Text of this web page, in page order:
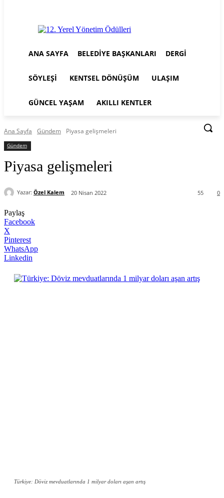
ANA SAYFA BELEDIYE BAŞKANLARI DERGI
SÖYLEŞI KENTSEL DÖNÜŞÜM ULAŞIM
GÜNCEL YAŞAM AKILLI KENTLER
Ana Sayfa Gündem Piyasa gelişmeleri
Gündem
Piyasa gelişmeleri
Yazar: Özel Kalem 20 Nisan 2022 0
55
Paylaş
Facebook
X
Pinterest
WhatsApp
Linkedin
Türkiye: Döviz mevduatlarında 1 milyar doları aşan artış